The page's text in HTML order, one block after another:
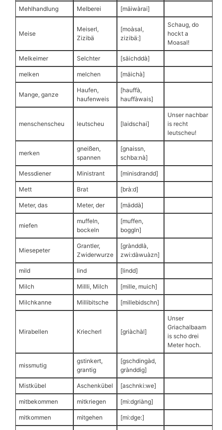
Mehlhandlung Melberei [mäiwàrai]
Meise
Meiserl,
Zizibä
[moàsal,
zizibä:]
Schaug, do
hockt a
Moasal!
Melkeimer Selchter [säichddà]
melken melchen [mäichà]
Mange, ganze
Haufen,
haufenweis
[hauffà,
hauffàwais]
menschenscheu leutscheu [laidschai]
Unser nachbar
is recht
leutscheu!
merken
gneißen,
spannen
[gnaissn,
schba:nà]
Messdiener Ministrant [minisdrandd]
Mett Brat [brà:d]
Meter, das Meter, der [mäddà]
miefen
muffeln,
bockeln
[muffen,
boggln]
Miesepeter
Grantler,
Zwiderwurze
[grànddlà,
zwi:dàwuàzn]
mild lind [lindd]
Milch Millli, Milch [mille, muich]
Milchkanne Millibitsche [millebidschn]
Mirabellen Kriecherl [griàchàl]
Unser
Griachalbaam
is scho drei
Meter hoch.
missmutig
gstinkert,
grantig
[gschdingàd,
grànddig]
Mistkübel Aschenkübel [aschnki:we]
mitbekommen mitkriegen [mi:dgriàng]
mitkommen mitgehen [mi:dge:]